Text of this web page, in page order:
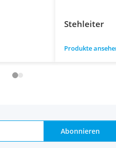
Stehleiter
Produkte
Abonnieren